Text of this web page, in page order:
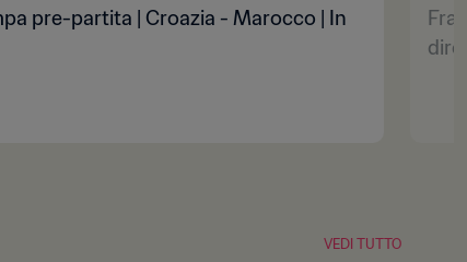
pre-partita | Croazia - Marocco | In
VEDI TUTTO